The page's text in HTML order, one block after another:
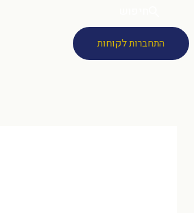
התחברות לקוחות